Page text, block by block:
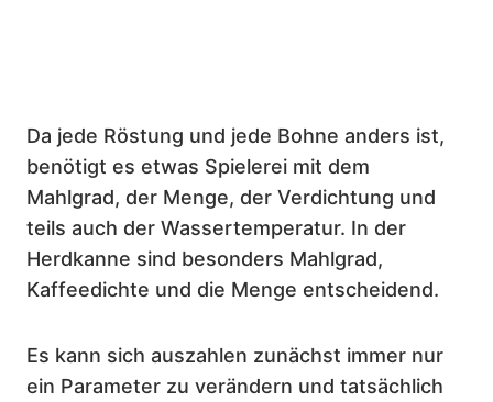
Da jede Röstung und jede Bohne anders ist,
benötigt es etwas Spielerei mit dem
Mahlgrad, der Menge, der Verdichtung und
teils auch der Wassertemperatur. In der
Herdkanne sind besonders Mahlgrad,
Kaffeedichte und die Menge entscheidend.
Es kann sich auszahlen zunächst immer nur
ein Parameter zu verändern und tatsächlich